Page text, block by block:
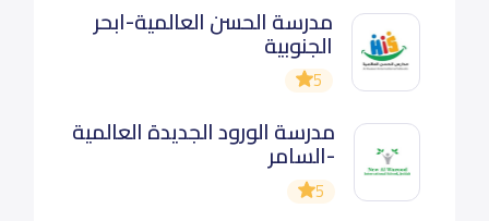
مدرسة الحسن العالمية-ابحر
الجنوبية
5
مدرسة الورود الجديدة العالمية
-السامر
5